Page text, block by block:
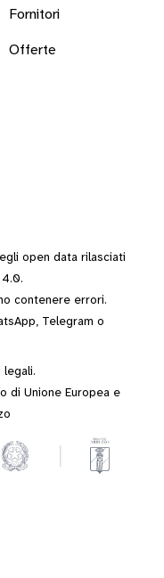
Fornitori
Offerte
open data rilasciati
4.0.
contenere errori.
, Telegram o
legali.
di Unione Europea e